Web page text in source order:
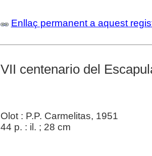
Enllaç permanent a aquest
VII centenario del
Olot : P.P. Carmelitas, 1951
44 p. : il. ; 28 cm